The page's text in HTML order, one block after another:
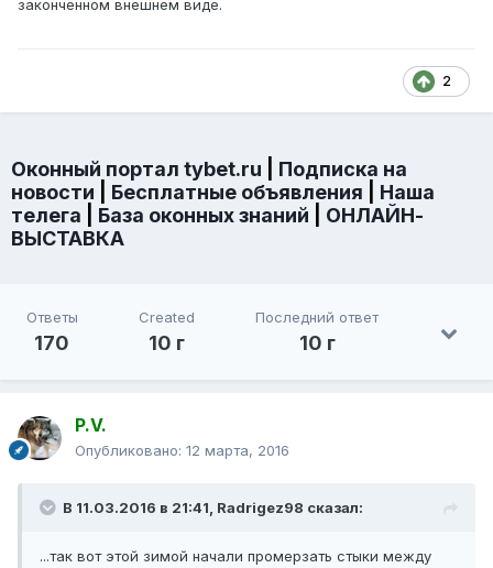
законченном внешнем виде.
2
Оконный портал tybet.ru
Подписка на
новости
Бесплатные объявления
Наша
телега
База оконных знаний
ОНЛАЙН-
ВЫСТАВКА
Ответы
170
Created
10 г
Последний ответ
10 г
P.V.
Опубликовано: 12 марта, 2016
В 11.03.2016 в 21:41, Radrigez98 сказал:
...так вот этой зимой начали промерзать стыки между